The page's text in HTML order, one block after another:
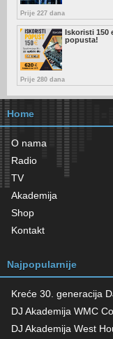
Prije 227 dana
Iskoristi 150
popusta!
Prije 280 dana
Home
O nama
Radio
TV
Akademija
Shop
Kontakt
Najpopularnije
Kreće 30. generacija
DJ Akademija WMC
DJ Akademija West